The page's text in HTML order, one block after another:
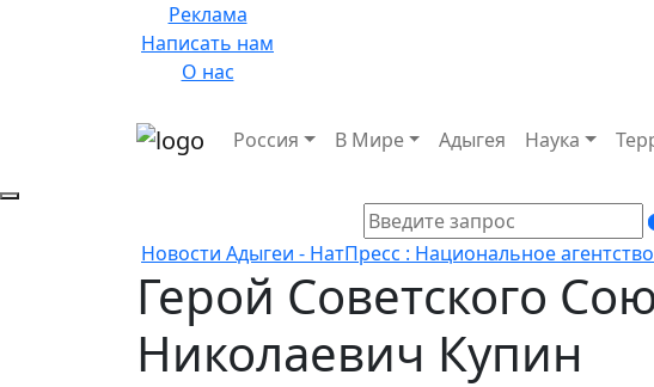
Реклама
Написать нам
О нас
Россия В Мире Адыгея Наука
Новости Адыгеи - НатПресс : Национальное
Герой Советского
Николаевич Купин